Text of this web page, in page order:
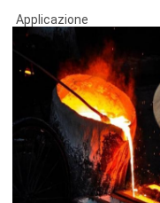
Applicazione